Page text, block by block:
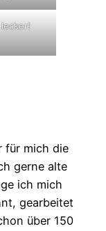
für mich die
gerne alte
ich mich
gearbeitet
über 150